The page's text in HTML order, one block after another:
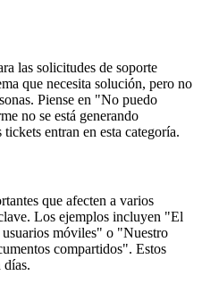
las solicitudes de soporte
que necesita solución, pero no
Piense en "No puedo
no se está generando
entran en esta categoría.
que afecten a varios
Los ejemplos incluyen "El
usuarios móviles" o "Nuestro
compartidos". Estos
días.